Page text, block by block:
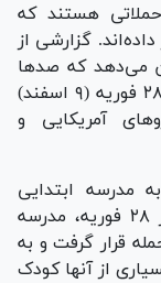
هستند که
گزارشی از
می‌دهد که صد‌ها
غیرنظامی ایرانی، از جمله ۲۱۷ کودک، بین ۲۸ فوریه (۹ اسفند)
نیرو‌های آمریکایی و
مدرسه ابتدایی
میناب به‌طور خاص نگران کننده است. در ۲۸ فوریه، مدرسه
قرار گرفت و به
شد که بسیاری از آنها کودک